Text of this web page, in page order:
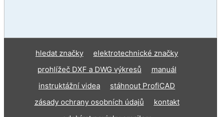
hledat značky
elektrotechnické značky
prohlížeč DXF a DWG výkresů
manuál
instruktážní videa
stáhnout ProfiCAD
zásady ochrany osobních údajů
kontakt